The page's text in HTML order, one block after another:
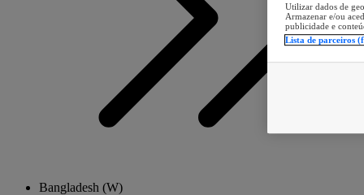
Bangladesh (W)
Utilizar dados de
Armazenar e/ou
publicidade e
Lista de parceiros